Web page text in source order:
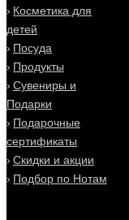
Косметика для
детей
Посуда
Продукты
Сувениры и
Подарки
Подарочные
сертификаты
Скидки и акции
Подбор по Нотам